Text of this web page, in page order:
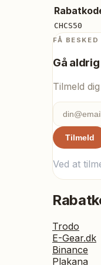
CHCS50
FÅ
Gå
Tilmeld
Tilmeld
Ved at
Trodo
E-Gear.dk
Binance
Plakana